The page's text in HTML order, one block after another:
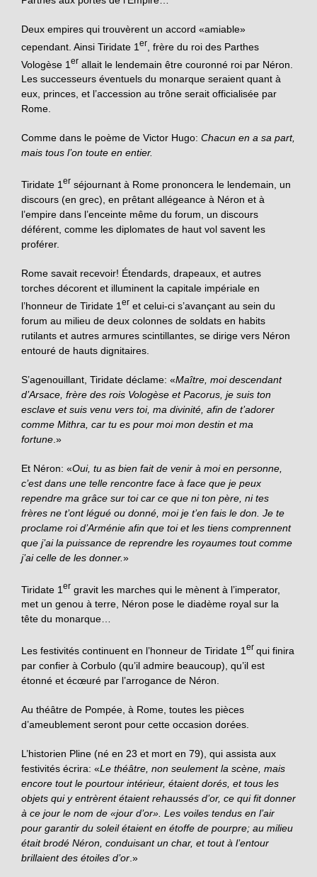
Deux empires qui trouvèrent un accord «amiable»
cependant. Ainsi Tiridate 1 er
, frère du roi des Parthes
Vologèse 1 er allait le lendemain être couronné roi par Néron.
Les successeurs éventuels du monarque seraient quant à
eux, princes, et l’accession au trône serait officialisée par
Rome.
Comme dans le poème de Victor Hugo: Chacun en a sa part,
mais tous l’on toute en entier.
Tiridate 1 er séjournant à Rome prononcera le lendemain, un
discours (en grec), en prêtant allégeance à Néron et à
l’empire dans l’enceinte même du forum, un discours
déférent, comme les diplomates de haut vol savent les
proférer.
Rome savait recevoir! Étendards, drapeaux, et autres
torches décorent et illuminent la capitale impériale en
l’honneur de Tiridate 1 er et celui-ci s’avançant au sein du
forum au milieu de deux colonnes de soldats en habits
rutilants et autres armures scintillantes, se dirige vers Néron
entouré de hauts dignitaires.
S’agenouillant, Tiridate déclame: «Maître, moi descendant
d’Arsace, frère des rois Vologèse et Pacorus, je suis ton
esclave et suis venu vers toi, ma divinité, afin de t’adorer
comme Mithra, car tu es pour moi mon destin et ma
fortune .»
Et Néron: «Oui, tu as bien fait de venir à moi en personne,
c’est dans une telle rencontre face à face que je peux
rependre ma grâce sur toi car ce que ni ton père, ni tes
frères ne t’ont légué ou donné, moi je t’en fais le don. Je te
proclame roi d’Arménie afin que toi et les tiens comprennent
que j’ai la puissance de reprendre les royaumes tout comme
j’ai celle de les donner.»
Tiridate 1 er gravit les marches qui le mènent à l’imperator,
met un genou à terre, Néron pose le diadème royal sur la
tête du monarque…
Les festivités continuent en l’honneur de Tiridate 1 er qui finira
par confier à Corbulo (qu’il admire beaucoup), qu’il est
étonné et écœuré par l’arrogance de Néron.
Au théâtre de Pompée, à Rome, toutes les pièces
d’ameublement seront pour cette occasion dorées.
L’historien Pline (né en 23 et mort en 79), qui assista aux
festivités écrira: «Le théâtre, non seulement la scène, mais
encore tout le pourtour intérieur, étaient dorés, et tous les
objets qui y entrèrent étaient rehaussés d’or, ce qui fit donner
à ce jour le nom de «jour d’or». Les voiles tendus en l’air
pour garantir du soleil étaient en étoffe de pourpre; au milieu
était brodé Néron, conduisant un char, et tout à l’entour
brillaient des étoiles d’or .»